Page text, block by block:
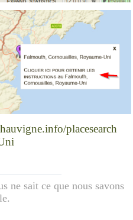
placesearch
ne sait ce que nous savons